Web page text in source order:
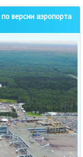
версии аэропорта